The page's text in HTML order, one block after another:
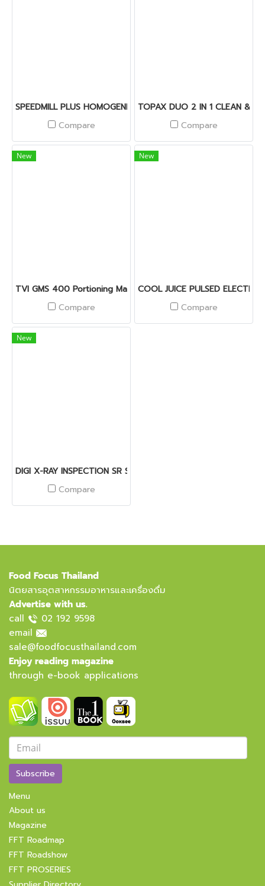
SPEEDMILL PLUS HOMOGENIZER
Compare
TOPAX DUO 2 IN 1 CLEAN &
Compare
New
TVI GMS 400 Portioning Machine
Compare
New
COOL JUICE PULSED
Compare
New
DIGI X-RAY INSPECTION SR SERIES
Compare
Food Focus Thailand
นิตยสารอุตสาหกรรมอาหารและเครื่องดื่ม
Advertise with us.
call
02 192 9598
email
sale@foodfocusthailand.com
Enjoy reading magazine
through e-book applications
Subscribe
Menu
About us
Magazine
FFT Roadmap
FFT Roadshow
FFT PROSERIES